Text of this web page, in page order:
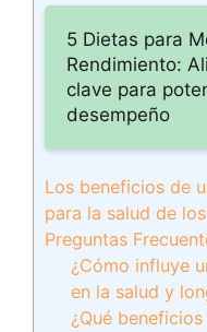
5 Dietas para
Rendimiento:
clave para
desempeño
Los beneficios de
para la salud de
Preguntas
¿Cómo influye
en la salud y
¿Qué